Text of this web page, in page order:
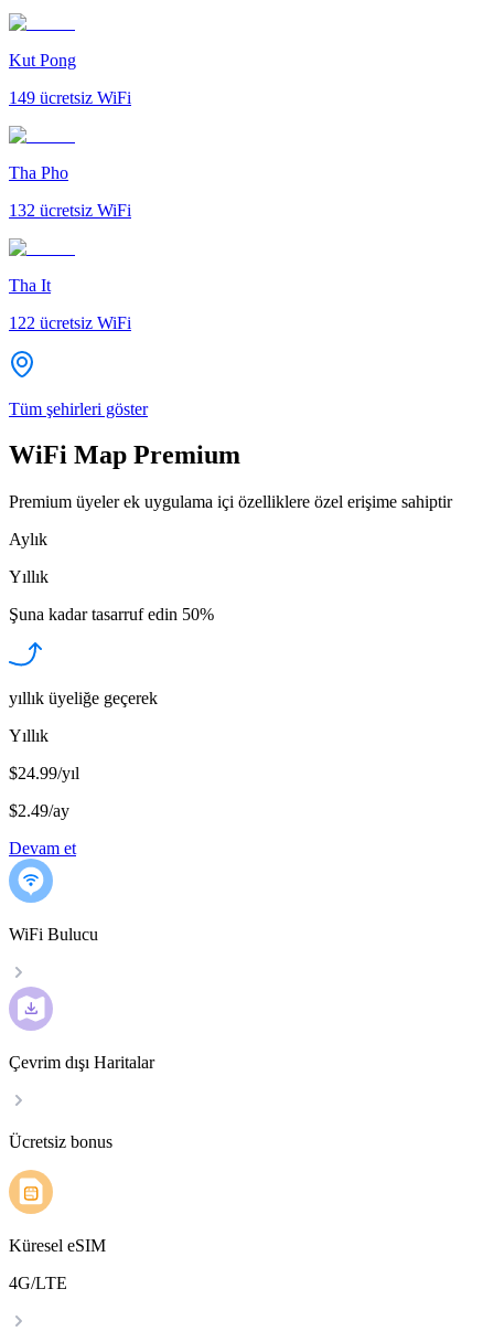
Kut Pong
149 ücretsiz WiFi
Tha Pho
132 ücretsiz WiFi
Tha It
122 ücretsiz WiFi
Tüm şehirleri göster
WiFi Map Premium
Premium üyeler ek uygulama içi özelliklere özel erişime sahiptir
Aylık
Yıllık
Şuna kadar tasarruf edin 50%
yıllık üyeliğe geçerek
Yıllık
$24.99/yıl
$2.49/ay
Devam et
WiFi Bulucu
Çevrim dışı Haritalar
Ücretsiz bonus
Küresel eSIM
4G/LTE